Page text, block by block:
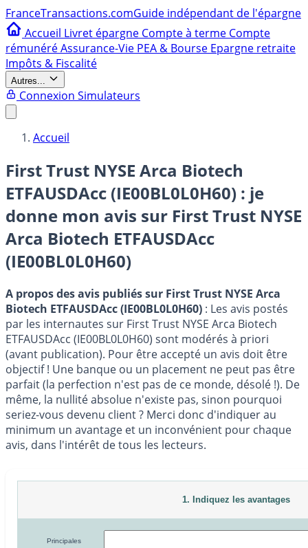
FranceTransactions.comGuide indépendant de l'épargne
Accueil Livret épargne Compte à terme Compte
rémunéréAssurance-Vie PEA & Bourse Epargne retraite
Impôts & Fiscalité
Autres...
Connexion Simulateurs
Accueil
First Trust NYSE Arca Biotech
ETFAUSDAcc (IE00BL0L0H60) : je
donne mon avis sur First Trust NYSE
Arca Biotech ETFAUSDAcc
(IE00BL0L0H60)
A propos des avis publiés sur First Trust NYSE Arca
Biotech ETFAUSDAcc (IE00BL0L0H60) : Les avis postés
par les internautes sur First Trust NYSE Arca Biotech
ETFAUSDAcc (IE00BL0L0H60) sont modérés à priori
(avant publication). Pour être accepté un avis doit être
objectif ! Une banque ou un placement ne peut pas être
parfait (la perfection n'est pas de ce monde, désolé !). De
même, la nullité absolue n'existe pas, sinon pourquoi
seriez-vous devenu client ? Merci donc d'indiquer au
minimum un avantage et un inconvénient pour chaque
avis, dans l'intérêt de tous les lecteurs.
1. Indiquez les avantages
Principales